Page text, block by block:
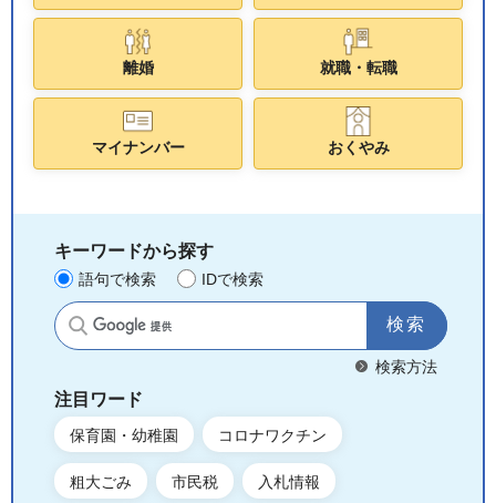
離婚 就職・転職
マイナンバー おくやみ
キーワードから探す
語句で検索 IDで検索
サイト内検索
検索方法
注目ワード
保育園・幼稚園 コロナワクチン
粗大ごみ 市民税 入札情報